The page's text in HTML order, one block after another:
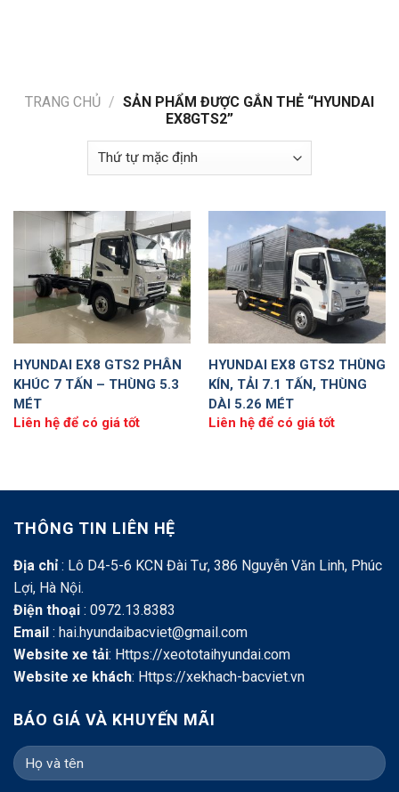
TRANG CHỦ / SẢN PHẨM ĐƯỢC GẮN THẺ “HYUNDAI
EX8GTS2”
HYUNDAI EX8 GTS2 PHÂN
KHÚC 7 TẤN – THÙNG 5.3
MÉT
Liên hệ để có giá tốt
HYUNDAI EX8 GTS2 THÙNG
KÍN, TẢI 7.1 TẤN, THÙNG
DÀI 5.26 MÉT
Liên hệ để có giá tốt
THÔNG TIN LIÊN HỆ
Địa chỉ: Lô D4-5-6 KCN Đài Tư, 386 Nguyễn Văn Linh, Phúc
Lợi, Hà Nội.
Điện thoại : 0972.13.8383
Email : hai.hyundaibacviet@gmail.com
Website xe tải: Https://xeototaihyundai.com
Website xe khách: Https://xekhach-bacviet.vn
BÁO GIÁ VÀ KHUYẾN MÃI